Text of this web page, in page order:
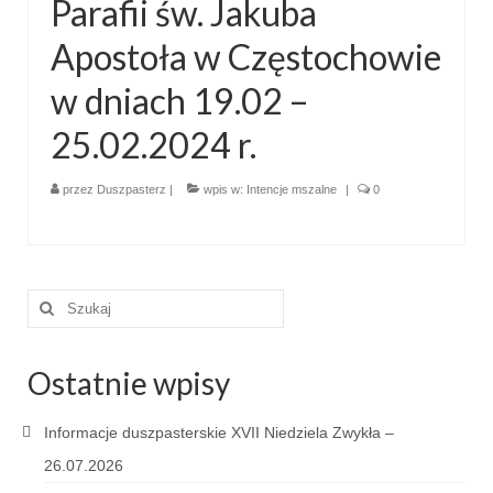
Bierzmowanie 24.10.2022r.
Odpust 2022
Złoty Jubileusz
Pierwsza Komunia Św. – Gr 1
Parafii św. Jakuba
Apostoła w Częstochowie
w dniach 19.02 –
25.02.2024 r.
przez Duszpasterz wpis w: Intencje mszalne 0
Szuklaj
Ostatnie wpisy
Informacje duszpasterskie XVII Niedziela Zwykła –
26.07.2026